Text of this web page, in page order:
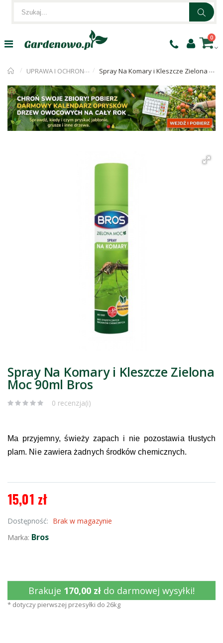
0
UPRAWA I OCHRONA ROŚLIN Spray Na Komary i Kleszcze Zielona Moc 90ml Bros
Spray Na Komary i Kleszcze Zielona
Moc 90ml Bros
0 recenzja(i)
Ma przyjemny, świeży zapach i nie pozostawia tłustych
plam. Nie zawiera żadnych środków chemicznych.
15,01 zł
Dostępność: Brak w magazynie
Marka: Bros
Brakuje 170,00 zł do darmowej wysyłki!
* dotyczy pierwszej przesyłki do 26kg